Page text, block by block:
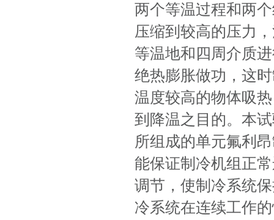
两个等温过程和两
压缩到较高的压力
等温地和四周介质
绝热膨胀做功，这
温度较高的物体吸
到降温之目的。本
所组成的单元氟利
能保证制冷机组正
调节，使制冷系统
冷系统在连续工作